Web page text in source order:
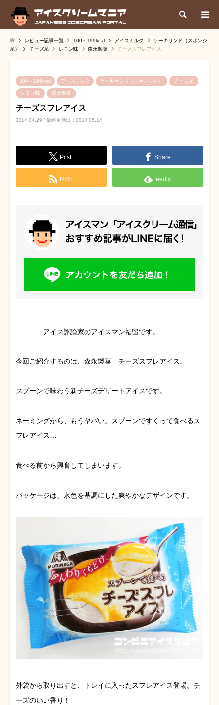
検索
レビュー記事一覧 100～199kcal アイスミルク
ケーキサンド（スポンジ
系）
チーズ系 レモン味 森永製菓 チーズスフレアイス
100～199kcal アイスミルク ケーキサンド（スポンジ系） チーズ系
レモン味 森永製菓
チーズスフレアイス
2014.04.29 / 最終更新日：2014.05.14
Post Share
RSS feedly
アイス評論家のアイスマン福留です。
今回ご紹介するのは、森永製菓 チーズスフレアイス。
スプーンで味わう新チーズデザートアイスです。
ネーミングから、もうヤバい。スプーンですくって食べるス
フレアイス…
食べる前から興奮してしまいます。
パッケージは、水色を基調にした爽やかなデザインです。
外袋から取り出すと、トレイに入ったスフレアイス登場。チ
ーズのいい香り！